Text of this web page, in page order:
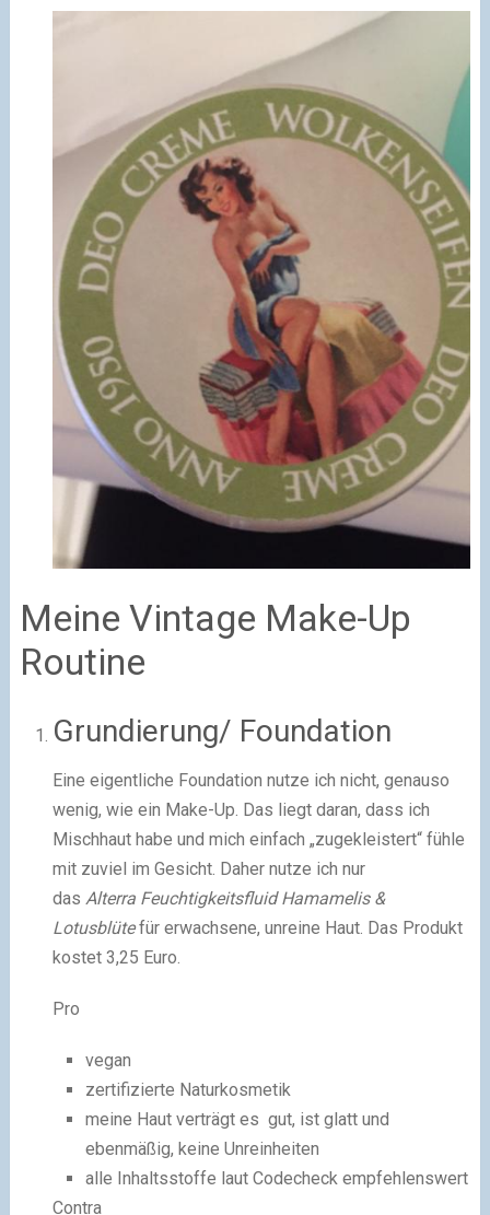
Meine Vintage Make-Up
Routine
Grundierung/ Foundation
Eine eigentliche Foundation nutze ich nicht, genauso
wenig, wie ein Make-Up. Das liegt daran, dass ich
Mischhaut habe und mich einfach „zugekleistert“ fühle
mit zuviel im Gesicht. Daher nutze ich nur
das Alterra Feuchtigkeitsfluid Hamamelis &
Lotusblütefür erwachsene, unreine Haut. Das Produkt
kostet 3,25 Euro.
Pro
vegan
zertifizierte Naturkosmetik
meine Haut verträgt es gut, ist glatt und
ebenmäßig, keine Unreinheiten
alle Inhaltsstoffe laut Codecheck empfehlenswert
Contra